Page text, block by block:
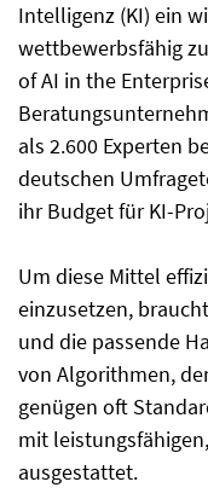
Intelligenz (KI) ein
wettbewerbsfähig
of AI in the
als 2.600 Experten
deutschen
ihr Budget für KI-
Um diese Mittel
einzusetzen,
und die passende
von Algorithmen,
genügen oft
mit
ausgestattet.